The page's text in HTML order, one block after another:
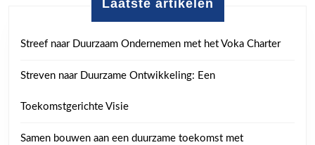
Laatste artikelen
Streef naar Duurzaam Ondernemen met het Voka Charter
Streven naar Duurzame Ontwikkeling: Een
Toekomstgerichte Visie
Samen bouwen aan een duurzame toekomst met